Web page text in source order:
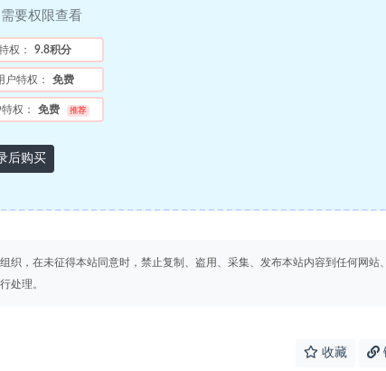
要权限查看
权： 9.8积分
户特权： 免费
权： 免费 推荐
后购买
织，在未征得本站同意时，禁止复制、盗用、采集、发布本站内容到任何网站
处理。
收藏